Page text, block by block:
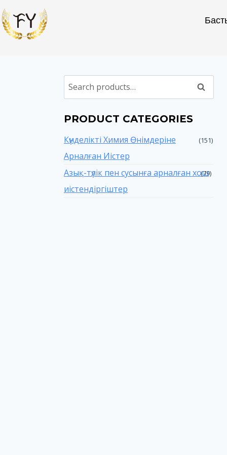
Search
PRODUCT CATEGORIES
Күнделікті Химия Өнімдеріне
Арналған Иістер
(151)
Азық-түлік пен сусынға арналған хош
иістендіргіштер
(79)